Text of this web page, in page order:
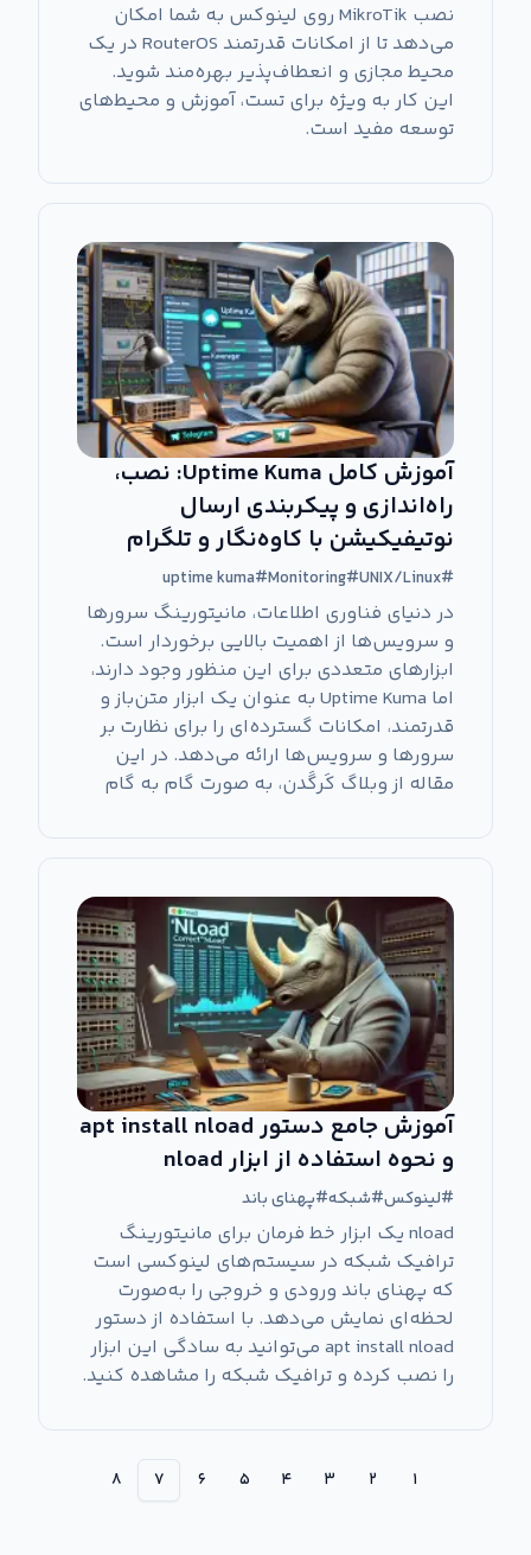
نصب MikroTik روی لینوکس به شما امکان
می‌دهد تا از امکانات قدرتمند RouterOS در یک
محیط مجازی و انعطاف‌پذیر بهره‌مند شوید.
این کار به ویژه برای تست، آموزش و محیط‌های
توسعه مفید است.
آموزش کامل Uptime Kuma: نصب،
راه‌اندازی و پیکربندی ارسال
نوتیفیکیشن با کاوه‌نگار و تلگرام
#
UNIX/Linux
#
Monitoring
#
uptime kuma
در دنیای فناوری اطلاعات، مانیتورینگ سرورها
و سرویس‌ها از اهمیت بالایی برخوردار است.
ابزارهای متعددی برای این منظور وجود دارند،
اما Uptime Kuma به عنوان یک ابزار متن‌باز و
قدرتمند، امکانات گسترده‌ای را برای نظارت بر
سرورها و سرویس‌ها ارائه می‌دهد. در این
مقاله از وبلاگ کَرگَدن، به صورت گام به گام
آموزش جامع دستور apt install nload
و نحوه استفاده از ابزار nload
#لینوکس#شبکه#پهنای باند
nload یک ابزار خط فرمان برای مانیتورینگ
ترافیک شبکه در سیستم‌های لینوکسی است
که پهنای باند ورودی و خروجی را به‌صورت
لحظه‌ای نمایش می‌دهد. با استفاده از دستور
apt install nload می‌توانید به سادگی این ابزار
را نصب کرده و ترافیک شبکه را مشاهده کنید.
۱ ۲ ۳ ۴ ۵ ۶ ۷ ۸